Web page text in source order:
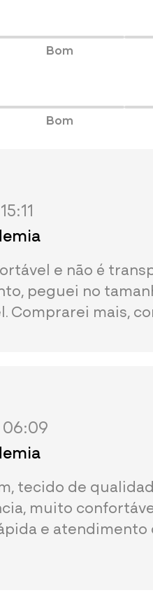
Bom
Bom
e não é
peguei no
Comprarei mais,
tecido de
muito
e atendimento